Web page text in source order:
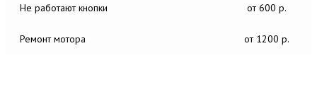
Не работают кнопки от 600 р.
Ремонт мотора от 1200 р.